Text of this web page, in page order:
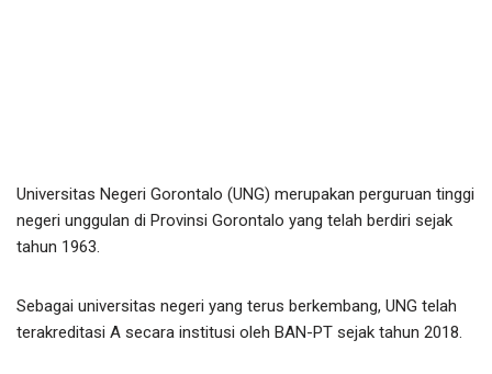
Universitas Negeri Gorontalo (UNG) merupakan perguruan tinggi
negeri unggulan di Provinsi Gorontalo yang telah berdiri sejak
tahun 1963.
Sebagai universitas negeri yang terus berkembang, UNG telah
terakreditasi A secara institusi oleh BAN-PT sejak tahun 2018.